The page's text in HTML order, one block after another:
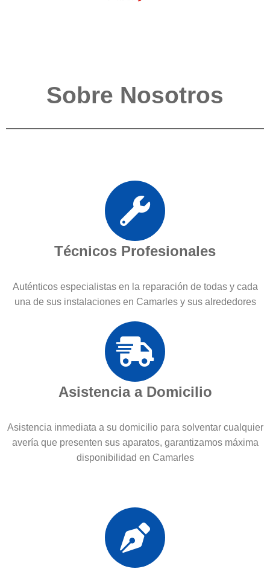
Sobre Nosotros
Técnicos Profesionales
Auténticos especialistas en la reparación de todas y cada
una de sus instalaciones en Camarles y sus alrededores
Asistencia a Domicilio
Asistencia inmediata a su domicilio para solventar cualquier
avería que presenten sus aparatos, garantizamos máxima
disponibilidad en Camarles